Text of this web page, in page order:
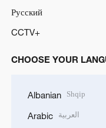
Русский
CCTV+
CHOOSE YOUR
Albanian Shqip
Arabic العربية